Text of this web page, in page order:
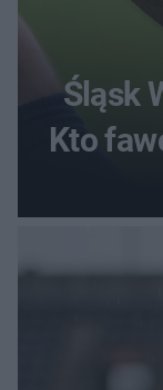
Śląsk
Kto